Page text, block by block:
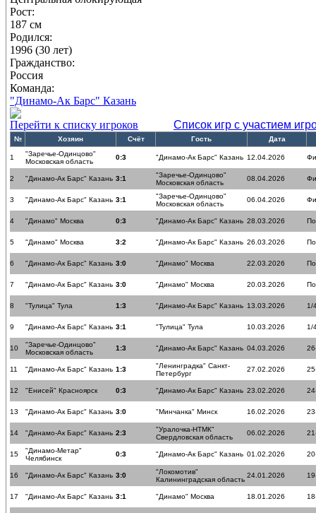
Рост:
187 см
Родился:
1996 (30 лет)
Гражданство:
Россия
Команда:
"Динамо-Ак Барс" Казань
Перейти к списку игроков
Список игр с участием
№ Хозяин Счёт Гость Дата
1
"Заречье-Одинцово"
Московская область
0:3 "Динамо-Ак Барс" Казань 12.04.2026
2 "Динамо-Ак Барс" Казань 3:1
"Заречье-Одинцово"
Московская область
08.04.2026
3 "Динамо-Ак Барс" Казань 3:1
"Заречье-Одинцово"
Московская область
06.04.2026
4 "Динамо" Москва 0:3 "Динамо-Ак Барс" Казань 28.03.2026
5 "Динамо" Москва 3:2 "Динамо-Ак Барс" Казань 26.03.2026
6 "Динамо-Ак Барс" Казань 3:0 "Динамо" Москва 22.03.2026
7 "Динамо-Ак Барс" Казань 3:0 "Динамо" Москва 20.03.2026
8 "Тулица" Тула 1:3 "Динамо-Ак Барс" Казань 13.03.2026 1/
9 "Динамо-Ак Барс" Казань 3:1 "Тулица" Тула 10.03.2026 1/
10
"Заречье-Одинцово"
Московская область
1:3 "Динамо-Ак Барс" Казань 04.03.2026
11 "Динамо-Ак Барс" Казань 1:3
"Ленинградка" Санкт-
Петербург
27.02.2026
12 "Енисей" Красноярск 0:3 "Динамо-Ак Барс" Казань 23.02.2026
13 "Динамо-Ак Барс" Казань 3:0 "Минчанка" Минск 16.02.2026
14 "Динамо-Ак Барс" Казань 2:3
"Уралочка-НТМК"
Свердловская область
06.02.2026
15
"Динамо-Метар"
Челябинск
0:3 "Динамо-Ак Барс" Казань 01.02.2026
16 "Динамо-Ак Барс" Казань 3:0
"Локомотив"
Калининградская область
24.01.2026
17 "Динамо-Ак Барс" Казань 3:1 "Динамо" Москва 18.01.2026